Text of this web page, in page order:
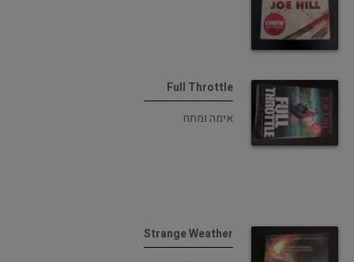
Full Throttle
אימה ומתח
Strange Weather